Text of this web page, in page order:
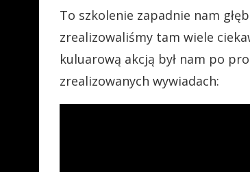
To szkolenie zapadnie nam
zrealizowaliśmy tam wiele
kuluarową akcją był nam po
zrealizowanych wywiadach: